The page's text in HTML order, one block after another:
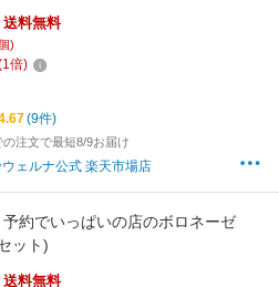
わせ 食べ比べ 時短 レンジ レトルト
カルボナーラ チーズクリーム ポモ
ビアータ トマトクリーム ジェノベ
送料無料
)
1倍)
(9件)
注文で最短8/9お届け
ウェルナ公式 楽天市場店
予約でいっぱいの店のボロネーゼ
ット)
送料無料